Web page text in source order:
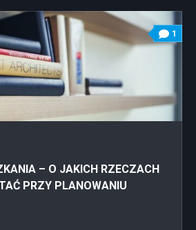
1
– O JAKICH RZECZACH
PRZY PLANOWANIU